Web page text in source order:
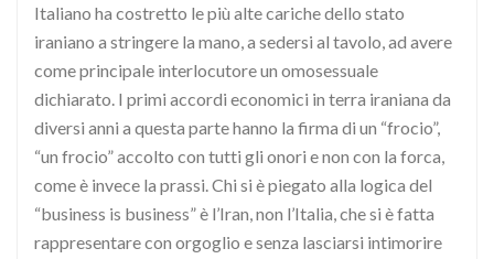
Italiano ha costretto le più alte cariche dello stato
iraniano a stringere la mano, a sedersi al tavolo, ad avere
come principale interlocutore un omosessuale
dichiarato. I primi accordi economici in terra iraniana da
diversi anni a questa parte hanno la firma di un “frocio”,
“un frocio” accolto con tutti gli onori e non con la forca,
come è invece la prassi. Chi si è piegato alla logica del
“business is business” è l’Iran, non l’Italia, che si è fatta
rappresentare con orgoglio e senza lasciarsi intimorire